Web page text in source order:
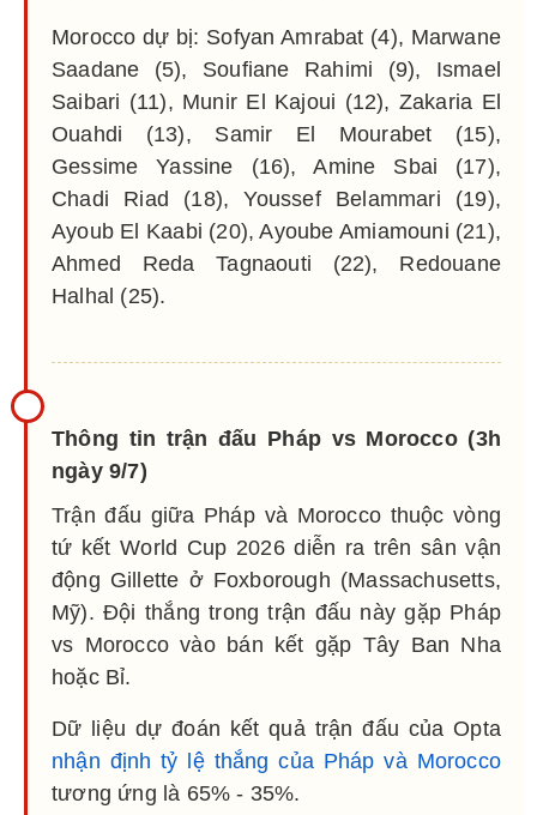
Morocco dự bị: Sofyan Amrabat (4), Marwane
Saadane (5), Soufiane Rahimi (9), Ismael
Saibari (11), Munir El Kajoui (12), Zakaria El
Ouahdi (13), Samir El Mourabet (15),
Gessime Yassine (16), Amine Sbai (17),
Chadi Riad (18), Youssef Belammari (19),
Ayoub El Kaabi (20), Ayoube Amiamouni (21),
Ahmed Reda Tagnaouti (22), Redouane
Halhal (25).
Thông tin trận đấu Pháp vs Morocco (3h
ngày 9/7)
Trận đấu giữa Pháp và Morocco thuộc vòng
tứ kết World Cup 2026 diễn ra trên sân vận
động Gillette ở Foxborough (Massachusetts,
Mỹ). Đội thắng trong trận đấu này gặp Pháp
vs Morocco vào bán kết gặp Tây Ban Nha
hoặc Bỉ.
Dữ liệu dự đoán kết quả trận đấu của Opta
nhận định tỷ lệ thắng của Pháp và Morocco
tương ứng là 65% - 35%.